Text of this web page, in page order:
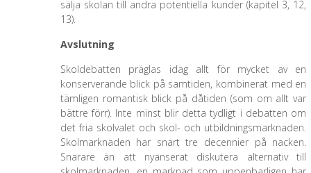
sälja skolan till andra potentiella kunder (kapitel 3, 12,
13).
Avslutning
Skoldebatten präglas idag allt för mycket av en
konserverande blick på samtiden, kombinerat med en
tämligen romantisk blick på dåtiden (som om allt var
bättre förr). Inte minst blir detta tydligt i debatten om
det fria skolvalet och skol- och utbildningsmarknaden.
Skolmarknaden har snart tre decennier på nacken.
Snarare än att nyanserat diskutera alternativ till